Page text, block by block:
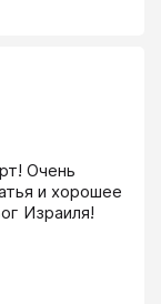
Очень
и хорошее
Израиля!